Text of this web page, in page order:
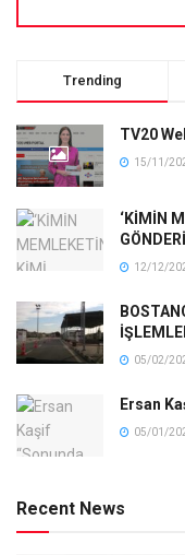
Trending
TV20
15/11/
‘KİMİN
12/12/
05/02/
Ersan
05/01/
Recent News